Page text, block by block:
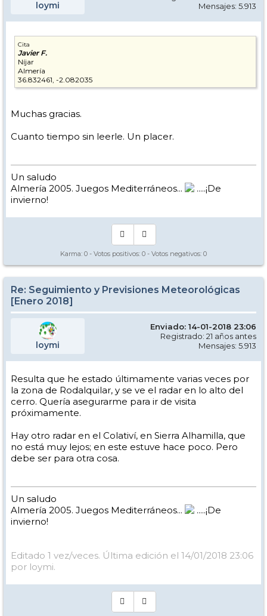
loymi
Mensajes: 5.913
Cita
Javier F.
Níjar
Almería
36.832461, -2.082035
Muchas gracias.
Cuanto tiempo sin leerle. Un placer.
Un saludo
Almería 2005. Juegos Mediterráneos...
.....¡De
invierno!
Karma: 0 - Votos positivos: 0 - Votos negativos: 0
Re: Seguimiento y Previsiones Meteorológicas
[Enero 2018]
loymi
Enviado: 14-01-2018 23:06
Registrado: 21 años antes
Mensajes: 5.913
Resulta que he estado últimamente varias veces por
la zona de Rodalquilar, y se ve el radar en lo alto del
cerro. Quería asegurarme para ir de visita
próximamente.
Hay otro radar en el Colativí, en Sierra Alhamilla, que
no está muy lejos; en este estuve hace poco. Pero
debe ser para otra cosa.
Un saludo
Almería 2005. Juegos Mediterráneos...
.....¡De
invierno!
Editado 1 vez/veces. Última edición el 14/01/2018 23:06
por loymi.